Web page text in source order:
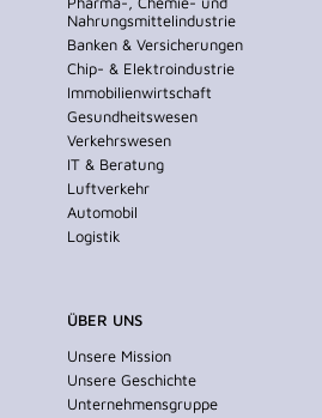
Nahrungsmittelindustrie
Banken & Versicherungen
Chip- & Elektroindustrie
Immobilienwirtschaft
Gesundheitswesen
Verkehrswesen
IT & Beratung
Luftverkehr
Automobil
Logistik
ÜBER UNS
Unsere Mission
Unsere Geschichte
Unternehmensgruppe